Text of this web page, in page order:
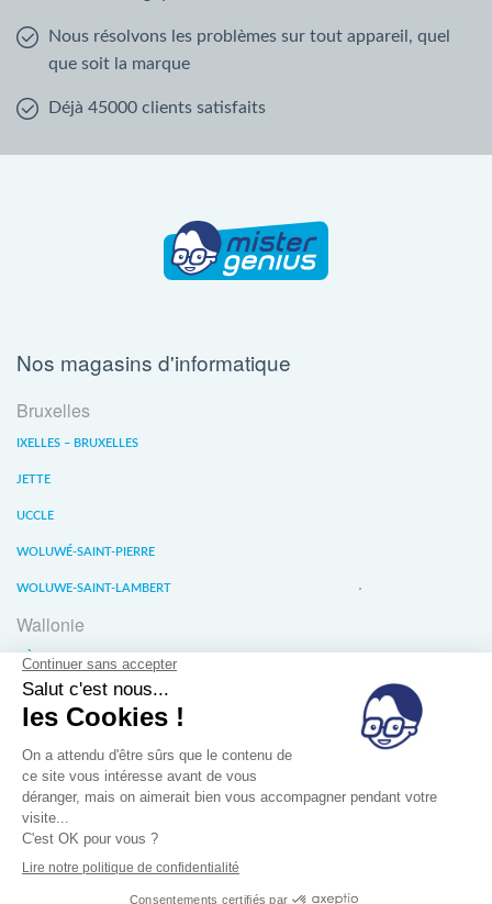
Nous résolvons les problèmes sur tout appareil, quel
que soit la marque
Déjà 45000 clients satisfaits
Nos magasins d'informatique
Bruxelles
IXELLES – BRUXELLES
JETTE
UCCLE
WOLUWÉ-SAINT-PIERRE
WOLUWE-SAINT-LAMBERT
Wallonie
LIÈGE
WATERLOO
WAVRE
À propos Conditions générales de vente